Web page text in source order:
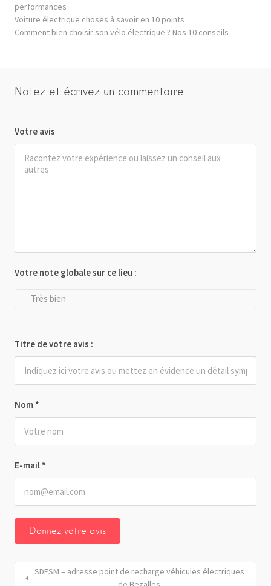
performances
Voiture électrique choses à savoir en 10 points
Comment bien choisir son vélo électrique ? Nos 10 conseils
Notez et écrivez un commentaire
Votre avis
Nom *
E-mail *
Votre note globale sur ce lieu :
Très bien
Titre de votre avis :
SDESM – adresse point de recharge véhicules électriques